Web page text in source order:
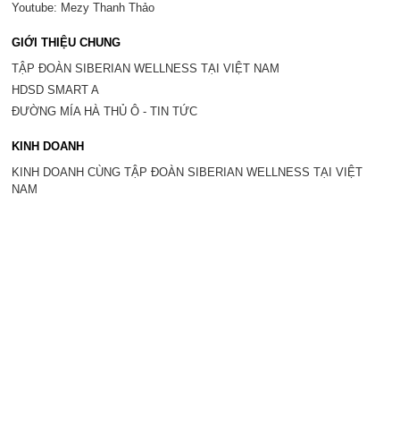
Youtube: Mezy Thanh Thảo
GIỚI THIỆU CHUNG
TẬP ĐOÀN SIBERIAN WELLNESS TẠI VIỆT NAM
HDSD SMART A
ĐƯỜNG MÍA HÀ THỦ Ô - TIN TỨC
KINH DOANH
KINH DOANH CÙNG TẬP ĐOÀN SIBERIAN WELLNESS TẠI VIỆT
NAM